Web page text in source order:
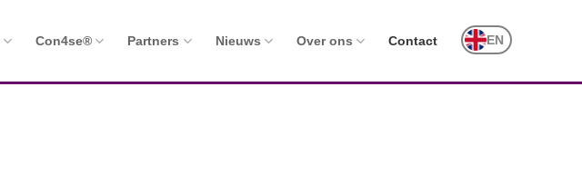
Con4se® Partners Nieuws Over ons Contact EN